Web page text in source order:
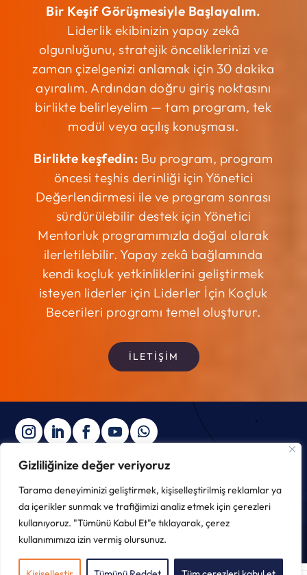
Gizliliğinize değer veriyoruz
Tarama deneyiminizi geliştirmek, kişiselleştirilmiş reklamlar ya
da içerikler sunmak ve trafiğimizi analiz etmek için çerezleri
kullanıyoruz. "Tümünü Kabul Et"e tıklayarak, çerez
kullanımımıza izin vermiş olursunuz.
Bir Keşif Görüşmesiyle Başlayalım.
Liderlik ekibinizin yapay zekâ
olgunluğunu, stratejik önceliklerinizi ve
zaman çizelgenizi anlamak için 30 dakika
ayıralım. Ardından doğru giriş noktasını
birlikte belirleyelim — tam program, tek
modül veya açılış konuşması.
Birlikte keşfedin: Bu program, program
öncesi teşhis derinliği için Yönetici
Değerlendirmesi ile ve program sonrası
sürdürülebilir destek için Yönetici
Mentorluk programımızla doğal olarak
ilerletilebilir. Yapay zekâ bağlamında
kendi koçluk yetkinliklerini geliştirmek
isteyen liderler için Liderler İçin Koçluk
Becerileri programı temel oluşturur.
İLETİŞİM
Copyright © 2025 ∙ The Integral Institute ∙ Gizlilik Politikası